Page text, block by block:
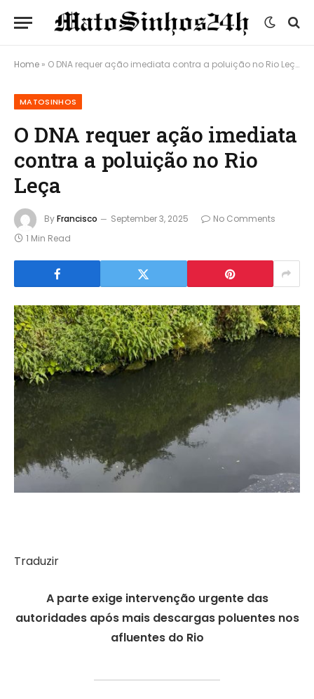
Home » O DNA requer ação imediata contra a poluição no Rio Leça
MATOSINHOS
O DNA requer ação imediata
contra a poluição no Rio
Leça
ByFrancisco September 3, 2025
No Comments
1 Min Read
Traduzir
A parte exige intervenção urgente das
autoridades após mais descargas poluentes nos
afluentes do Rio